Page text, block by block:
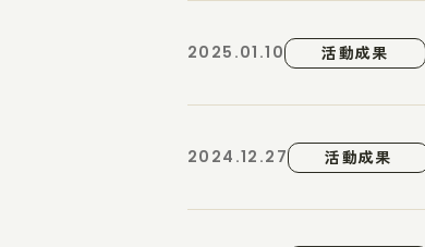
2025.01.10 活動成果
2024.12.27 活動成果